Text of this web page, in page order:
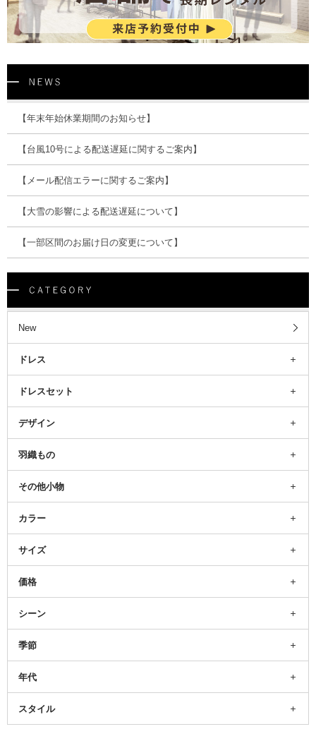
【年末年始休業期間のお知らせ】
【台風10号による配送遅延に関するご案内】
【メール配信エラーに関するご案内】
【大雪の影響による配送遅延について】
【一部区間のお届け日の変更について】
New
ドレス
ドレスセット
デザイン
羽織もの
その他小物
カラー
サイズ
価格
シーン
季節
年代
スタイル